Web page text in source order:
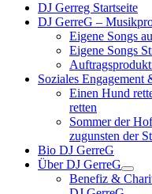
DJ Gerreg Startseite
DJ GerreG –
Eigene Songs
Eigene Songs
Soziales Engagement
Einen Hund
retten
Sommer der
zugunsten der
Bio DJ GerreG
Über DJ GerreG
Benefiz &